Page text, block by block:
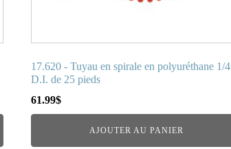
17.620 - Tuyau en spirale en polyuréthane 1/4
D.I. de 25 pieds
61.99$
AJOUTER AU PANIER